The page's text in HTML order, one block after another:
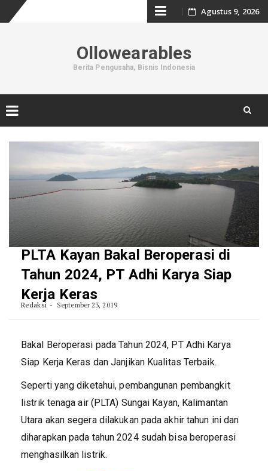
Skip
content
Agustus 9, 2026
Ollowearables
Berita Pengusaha, Bisnis Indonesia
PLTA Kayan Bakal Beroperasi di
Tahun 2024, PT Adhi Karya Siap
Kerja Keras
Redaksi September 23, 2019
Bakal Beroperasi pada Tahun 2024, PT Adhi Karya
Siap Kerja Keras dan Janjikan Kualitas Terbaik.
Seperti yang diketahui, pembangunan pembangkit
listrik tenaga air (PLTA) Sungai Kayan, Kalimantan
Utara akan segera dilakukan pada akhir tahun ini dan
diharapkan pada tahun 2024 sudah bisa beroperasi
menghasilkan listrik.